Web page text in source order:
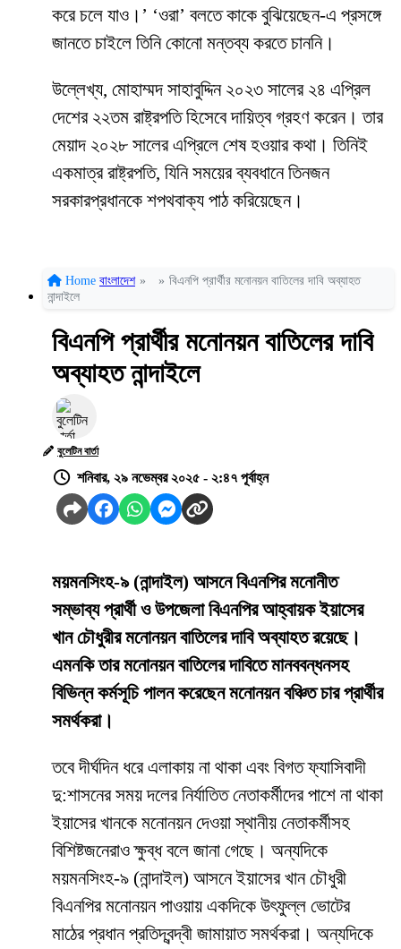
করে চলে যাও।’ ‘ওরা’ বলতে কাকে বুঝিয়েছেন-এ প্রসঙ্গে
জানতে চাইলে তিনি কোনো মন্তব্য করতে চাননি।
উল্লেখ্য, মোহাম্মদ সাহাবুদ্দিন ২০২৩ সালের ২৪ এপ্রিল
দেশের ২২তম রাষ্ট্রপতি হিসেবে দায়িত্ব গ্রহণ করেন। তার
মেয়াদ ২০২৮ সালের এপ্রিলে শেষ হওয়ার কথা। তিনিই
একমাত্র রাষ্ট্রপতি, যিনি সময়ের ব্যবধানে তিনজন
সরকারপ্রধানকে শপথবাক্য পাঠ করিয়েছেন।
Home বাংলাদেশ » » বিএনপি প্রার্থীর মনোনয়ন বাতিলের দাবি অব্যাহত
নান্দাইলে
বিএনপি প্রার্থীর মনোনয়ন বাতিলের দাবি
অব্যাহত নান্দাইলে
বুলেটিন বার্তা
শনিবার, ২৯ নভেম্বর ২০২৫ - ২:৪৭ পূর্বাহ্ন
ময়মনসিংহ-৯ (নান্দাইল) আসনে বিএনপির মনোনীত
সম্ভাব্য প্রার্থী ও উপজেলা বিএনপির আহ্বায়ক ইয়াসের
খান চৌধুরীর মনোনয়ন বাতিলের দাবি অব্যাহত রয়েছে।
এমনকি তার মনোনয়ন বাতিলের দাবিতে মানববন্ধনসহ
বিভিন্ন কর্মসূচি পালন করেছেন মনোনয়ন বঞ্চিত চার প্রার্থীর
সমর্থকরা।
তবে দীর্ঘদিন ধরে এলাকায় না থাকা এবং বিগত ফ্যাসিবাদী
দু:শাসনের সময় দলের নির্যাতিত নেতাকর্মীদের পাশে না থাকা
ইয়াসের খানকে মনোনয়ন দেওয়া স্থানীয় নেতাকর্মীসহ
বিশিষ্টজনেরাও ক্ষুব্ধ বলে জানা গেছে। অন্যদিকে
ময়মনসিংহ-৯ (নান্দাইল) আসনে ইয়াসের খান চৌধুরী
বিএনপির মনোনয়ন পাওয়ায় একদিকে উৎফুল্ল ভোটের
মাঠের প্রধান প্রতিদ্বন্দ্বী জামায়াত সমর্থকরা। অন্যদিকে